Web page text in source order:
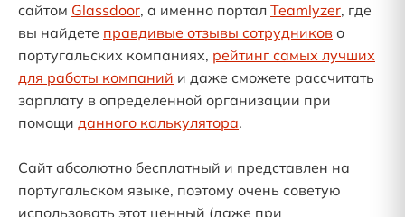
сайтом Glassdoor, а именно портал Teamlyzer, где
вы найдете правдивые отзывы сотрудников о
португальских компаниях, рейтинг самых лучших
для работы компаний и даже сможете рассчитать
зарплату в определенной организации при
помощи данного калькулятора.
Сайт абсолютно бесплатный и представлен на
португальском языке, поэтому очень советую
использовать этот ценный (даже при